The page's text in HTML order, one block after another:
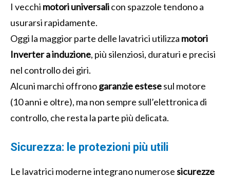
I vecchi motori universalicon spazzole tendono a
usurarsi rapidamente.
Oggi la maggior parte delle lavatrici utilizza motori
Inverter a induzione, più silenziosi, duraturi e precisi
nel controllo dei giri.
Alcuni marchi offronogaranzie estesesul motore
(10 anni e oltre), ma non sempre sull’elettronica di
controllo, che resta la parte più delicata.
Sicurezza: le protezioni più utili
Le lavatrici moderne integrano numerosesicurezze